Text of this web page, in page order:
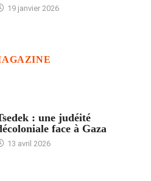
19 janvier 2026
: une judéité
face à Gaza
13 avril 2026